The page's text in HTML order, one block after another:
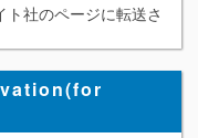
社のページに転送さ